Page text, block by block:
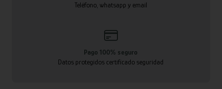
Teléfono, whatsapp y email
Pago 100% seguro
Datos protegidos certificado seguridad